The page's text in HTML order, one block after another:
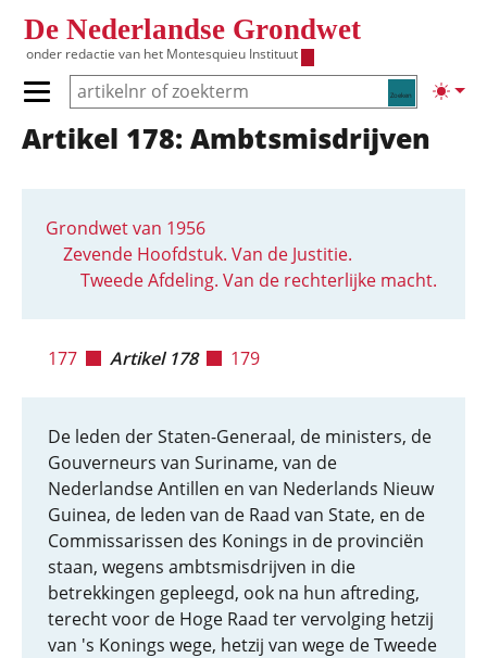
De Nederlandse Grondwet
onder redactie van het Montesquieu Instituut
Zoeken
Primair menu tonen/verbergen
Hoofdnavigatie
Artikel 178: Ambtsmisdrijven
Grondwet van 1956
Zevende Hoofdstuk. Van de Justitie.
Tweede Afdeling. Van de rechterlijke macht.
177 Artikel 178 179
De leden der Staten-Generaal, de ministers, de
Gouverneurs van Suriname, van de
Nederlandse Antillen en van Nederlands Nieuw
Guinea, de leden van de Raad van State, en de
Commissarissen des Konings in de provinciën
staan, wegens ambtsmisdrijven in die
betrekkingen gepleegd, ook na hun aftreding,
terecht voor de Hoge Raad ter vervolging hetzij
van 's Konings wege, hetzij van wege de Tweede